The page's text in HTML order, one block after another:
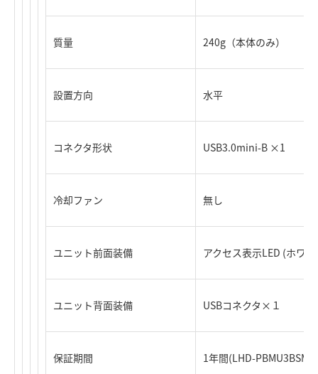
質量 240g（本体のみ）
設置方向 水平
コネクタ形状 USB3.0mini-B ×1
冷却ファン 無し
ユニット前面装備 アクセス表示LED (ホワ
ユニット背面装備 USBコネクタ×１
保証期間 1年間(LHD-PBMU3BSM)